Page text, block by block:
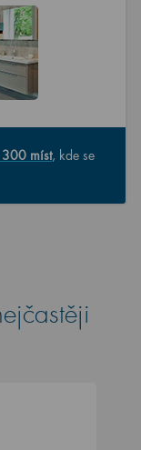
míst, kde se